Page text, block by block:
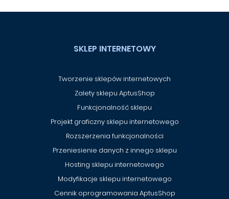
SKLEP INTERNETOWY
Tworzenie sklepów internetowych
Zalety sklepu AptusShop
Funkcjonalność sklepu
Projekt graficzny sklepu internetowego
Rozszerzenia funkcjonalności
Przeniesienie danych z innego sklepu
Hosting sklepu internetowego
Modyfikacje sklepu internetowego
Cennik oprogramowania AptusShop